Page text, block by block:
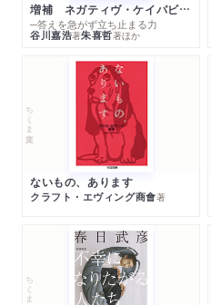
増補 ネガティヴ・ケイパビリティで生きる
─答えを急がず立ち止まる力
谷川嘉浩著朱喜哲著ほか
ちくま文庫
ないもの、あります
クラフト・エヴィング商會著
ちくま文庫